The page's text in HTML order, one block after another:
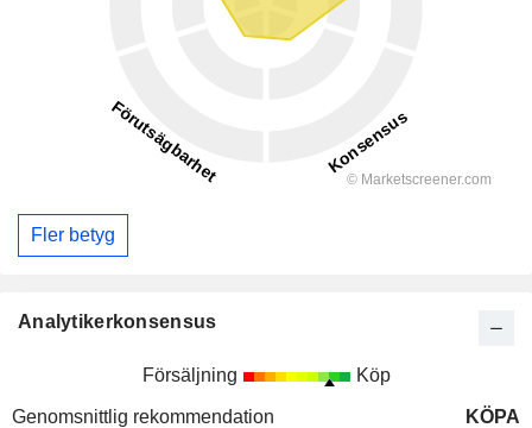
Fler betyg
Analytikerkonsensus
Försäljning Köp
Genomsnittlig rekommendation
KÖPA